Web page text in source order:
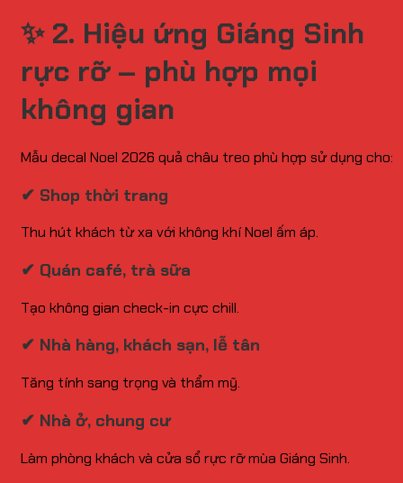
✨ 2. Hiệu ứng Giáng Sinh
rực rỡ – phù hợp mọi
không gian
Mẫu decal Noel 2026 quả châu treo phù hợp sử dụng cho:
✔ Shop thời trang
Thu hút khách từ xa với không khí Noel ấm áp.
✔ Quán café, trà sữa
Tạo không gian check-in cực chill.
✔ Nhà hàng, khách sạn, lễ tân
Tăng tính sang trọng và thẩm mỹ.
✔ Nhà ở, chung cư
Làm phòng khách và cửa sổ rực rỡ mùa Giáng Sinh.